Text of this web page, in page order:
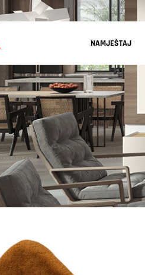
NAMJEŠTAJ